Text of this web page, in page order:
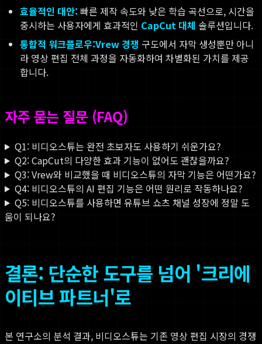
효율적인 대안: 빠른 제작 속도와 낮은 학습 곡선으로, 시간을
중시하는 사용자에게 효과적인 CapCut 대체 솔루션입니다.
통합적 워크플로우:Vrew 경쟁 구도에서 자막 생성뿐만 아니
라 영상 편집 전체 과정을 자동화하여 차별화된 가치를 제공
합니다.
자주 묻는 질문 (FAQ)
Q1: 비디오스튜는 완전 초보자도 사용하기 쉬운가요?
Q2: CapCut의 다양한 효과 기능이 없어도 괜찮을까요?
Q3: Vrew와 비교했을 때 비디오스튜의 자막 기능은 어떤가요?
Q4: 비디오스튜의 AI 편집 기능은 어떤 원리로 작동하나요?
Q5: 비디오스튜를 사용하면 유튜브 쇼츠 채널 성장에 정말 도
움이 되나요?
결론: 단순한 도구를 넘어 '크리에
이티브 파트너'로
본 연구소의 분석 결과, 비디오스튜는 기존 영상 편집 시장의 경쟁